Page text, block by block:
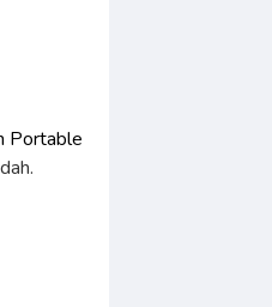
Portable